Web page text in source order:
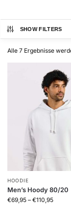
SHOW FILTERS
Alle 7 Ergebnisse
HOODIE
Men’s Hoody 80/20
€69,95 – €110,95